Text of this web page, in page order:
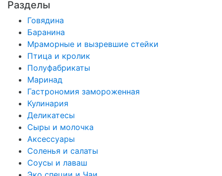
Разделы
Говядина
Баранина
Мраморные и вызревшие стейки
Птица и кролик
Полуфабрикаты
Маринад
Гастрономия замороженная
Кулинария
Деликатесы
Сыры и молочка
Аксессуары
Соленья и салаты
Соусы и лаваш